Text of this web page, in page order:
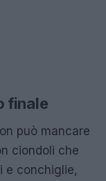
finale
può mancare
ciondoli che
e conchiglie,